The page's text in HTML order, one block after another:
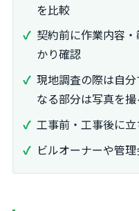
を比較
契約前に作業内容
かり確認
現地調査の際は自
なる部分は写真を撮
工事前・工事後に
ビルオーナーや管